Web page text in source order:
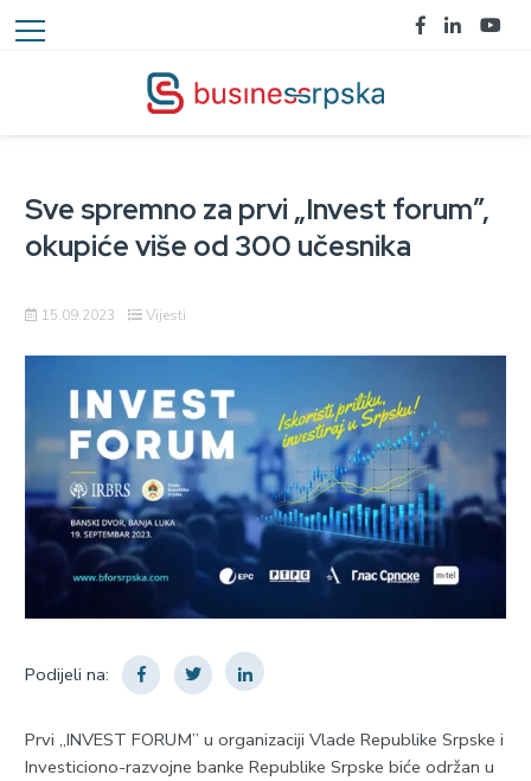
Sve spremno za prvi „Invest forum”,
okupiće više od 300 učesnika
15.09.2023 Vijesti
Podijeli na:
Prvi „INVЕST FORUM” u organizaciji Vlade Republike Srpske i
Investiciono-razvojne banke Republike Srpske biće održan u